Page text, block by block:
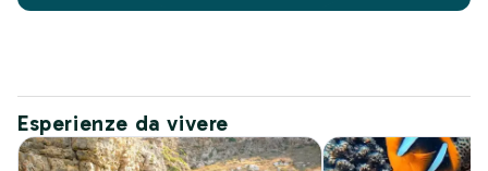
Esperienze da vivere